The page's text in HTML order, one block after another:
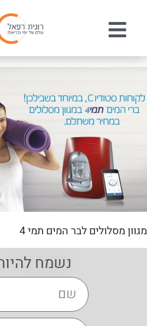
מגוון מסלולים לבר המים תמי 4
נשמח